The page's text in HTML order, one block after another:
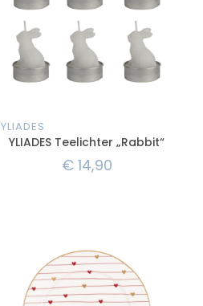
YLIADES
YLIADES Teelichter „Rabbit“
€14,90